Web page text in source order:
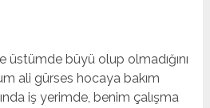
üstümde büyü olup olmadığını
ali gürses hocaya bakım
iş yerimde, benim çalışma